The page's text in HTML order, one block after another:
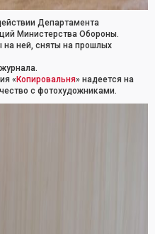
Департамента
Министерства Обороны.
на ней, сняты на прошлых
« Копировальня» надеется на
с фотохудожниками.